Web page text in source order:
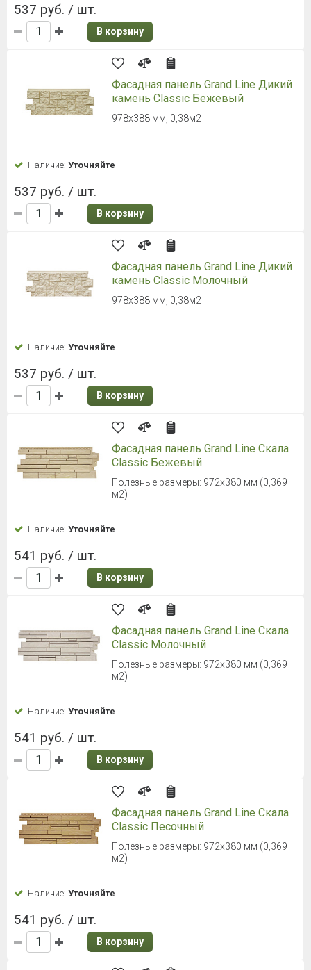
537 руб. / шт.
В корзину
Фасадная панель Grand Line Дикий
камень Classic Бежевый
978х388 мм, 0,38м2
Наличие: Уточняйте
537 руб. / шт.
В корзину
Фасадная панель Grand Line Дикий
камень Classic Молочный
978х388 мм, 0,38м2
Наличие: Уточняйте
537 руб. / шт.
В корзину
Фасадная панель Grand Line Скала
Classic Бежевый
Полезные размеры: 972х380 мм (0,369
м2)
Наличие: Уточняйте
541 руб. / шт.
В корзину
Фасадная панель Grand Line Скала
Classic Молочный
Полезные размеры: 972х380 мм (0,369
м2)
Наличие: Уточняйте
541 руб. / шт.
В корзину
Фасадная панель Grand Line Скала
Classic Песочный
Полезные размеры: 972х380 мм (0,369
м2)
Наличие: Уточняйте
541 руб. / шт.
В корзину